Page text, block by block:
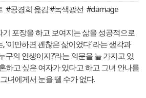
#공경희 옮김 #녹색광선 #damage
포장을 하고 보여지는 삶을 성공적으로
‘이만하면 괜찮은 삶이었다‘ 라는 생각과
구의 인생이지?‘라는 의문을 늘 가지고 있
하고 싶은 여자가 있다고 하고 그녀 안나를
녀에게서 눈을 뗄 수가 없다.